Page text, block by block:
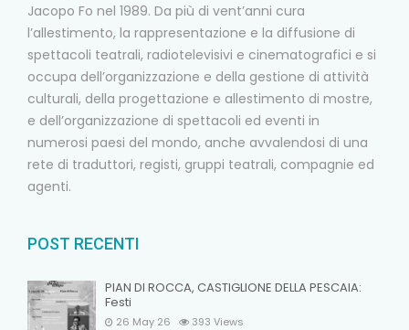
Jacopo Fo nel 1989. Da più di vent’anni cura
l’allestimento, la rappresentazione e la diffusione di
spettacoli teatrali, radiotelevisivi e cinematografici e si
occupa dell’organizzazione e della gestione di attività
culturali, della progettazione e allestimento di mostre,
e dell’organizzazione di spettacoli ed eventi in
numerosi paesi del mondo, anche avvalendosi di una
rete di traduttori, registi, gruppi teatrali, compagnie ed
agenti.
POST RECENTI
PIAN DI ROCCA, CASTIGLIONE DELLA PESCAIA:
Festi
26 May 26 393 Views